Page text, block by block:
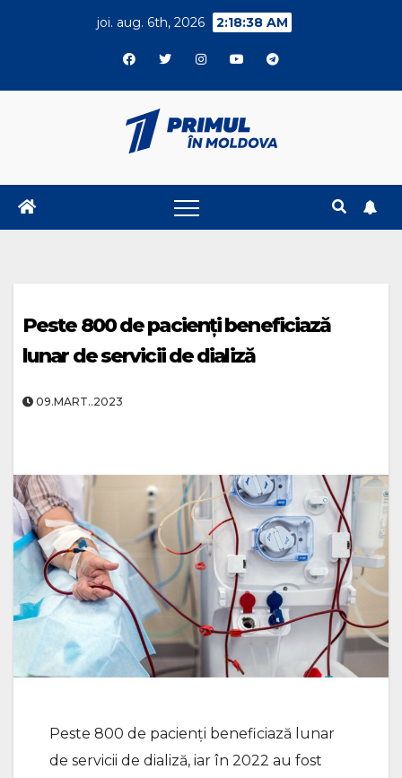
joi. aug. 6th, 2026 2:18:38 AM
Peste 800 de pacienți beneficiază
lunar de servicii de dializă
09.MART..2023
Peste 800 de pacienți beneficiază lunar
de servicii de dializă, iar în 2022 au fost